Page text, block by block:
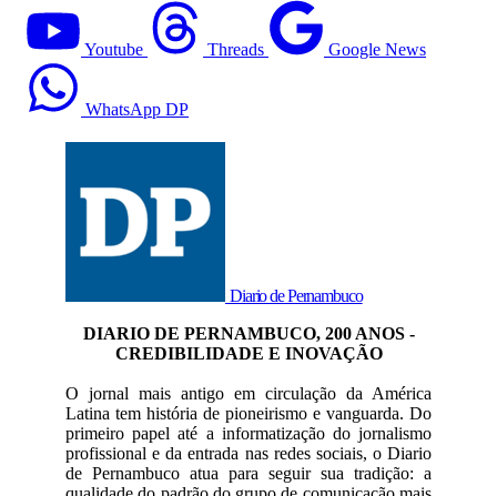
Youtube Threads Google News
WhatsApp DP
Diario de Pernambuco
DIARIO DE PERNAMBUCO, 200 ANOS -
CREDIBILIDADE E INOVAÇÃO
O jornal mais antigo em circulação da América
Latina tem história de pioneirismo e vanguarda. Do
primeiro papel até a informatização do jornalismo
profissional e da entrada nas redes sociais, o Diario
de Pernambuco atua para seguir sua tradição: a